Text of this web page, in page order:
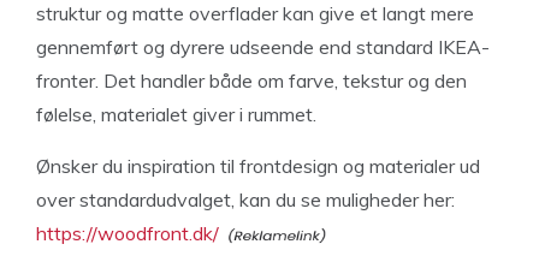
struktur og matte overflader kan give et langt mere
gennemført og dyrere udseende end standard IKEA-
fronter. Det handler både om farve, tekstur og den
følelse, materialet giver i rummet.
Ønsker du inspiration til frontdesign og materialer ud
over standardudvalget, kan du se muligheder her:
https://woodfront.dk/